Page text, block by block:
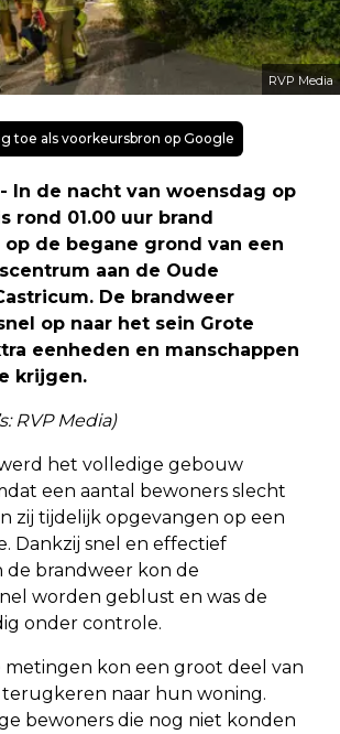
RVP Media
toe als voorkeursbron op Google
- In de nacht van woensdag op
rond 01.00 uur brand
de begane grond van een
aan de Oude
De brandweer
op naar het sein Grote
eenheden en manschappen
krijgen.
RVP Media)
het volledige gebouw
een aantal bewoners slecht
zij tijdelijk opgevangen op een
Dankzij snel en effectief
de brandweer kon de
worden geblust en was de
onder controle.
metingen kon een groot deel van
naar hun woning.
bewoners die nog niet konden